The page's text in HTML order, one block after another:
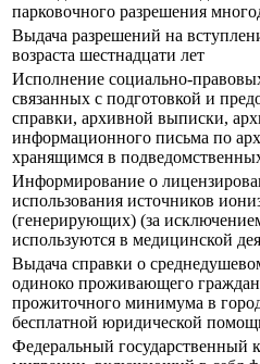
парковочного разрешения
Выдача разрешений на
возраста шестнадцати лет
Исполнение социально-
связанных с подготовкой и
справки, архивной выписки,
информационного письма по
хранящимся в
Информирование о
использования источников
(генерирующих) (за
используются в медицинской
Выдача справки о
одиноко проживающего
прожиточного минимума в
бесплатной юридической
Федеральный государственный